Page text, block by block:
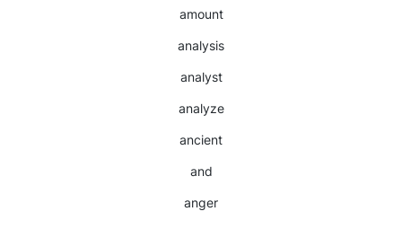
amount
analysis
analyst
analyze
ancient
and
anger